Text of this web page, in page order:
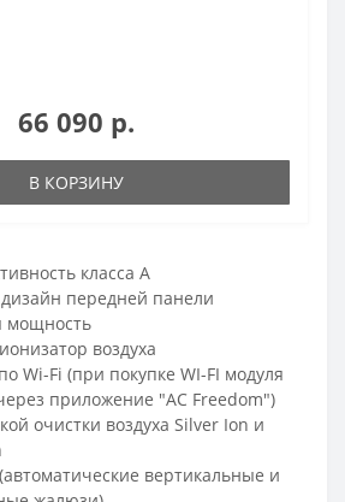
66 090 р.
В КОРЗИНУ
класса А
передней панели
мощность
воздуха
Wi-Fi (при покупке WI-FI модуля
приложение "AC Freedom")
очистки воздуха Silver Ion и
вертикальные и